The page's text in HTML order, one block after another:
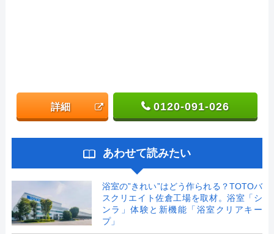
詳細 0120-091-026
あわせて読みたい
浴室の”きれい”はどう作られる？TOTOバ
スクリエイト佐倉工場を取材。浴室「シ
ンラ」体験と新機能「浴室クリアキー
プ」